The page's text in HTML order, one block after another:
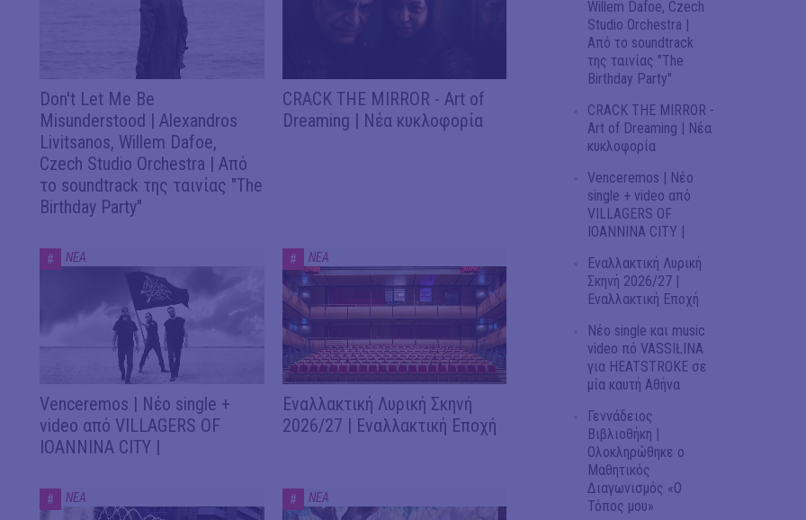
Don't Let Me Be
Misunderstood | Alexandros
Livitsanos, Willem Dafoe,
Czech Studio Orchestra | Από
το soundtrack της ταινίας "The
Birthday Party"
CRACK THE MIRROR - Art of
Dreaming | Νέα κυκλοφορία
# ΝΕΑ
Venceremos | Νέο single +
video από VILLAGERS OF
IOANNINA CITY |
# ΝΕΑ
Εναλλακτική Λυρική Σκηνή
2026/27 | Εναλλακτική Εποχή
# ΝΕΑ # ΝΕΑ
Willem Dafoe, Czech
Studio Orchestra |
Από το soundtrack
της ταινίας "The
Birthday Party"
CRACK THE MIRROR -
Art of Dreaming | Νέα
κυκλοφορία
Venceremos | Νέο
single + video από
VILLAGERS OF
IOANNINA CITY |
Εναλλακτική Λυρική
Σκηνή 2026/27 |
Εναλλακτική Εποχή
Νέο single και music
video πό VASSIŁINA
για HEATSTROKE σε
μία καυτή Αθήνα
Γεννάδειος
Βιβλιοθήκη |
Ολοκληρώθηκε ο
Μαθητικός
Διαγωνισμός «Ο
Τόπος μου»